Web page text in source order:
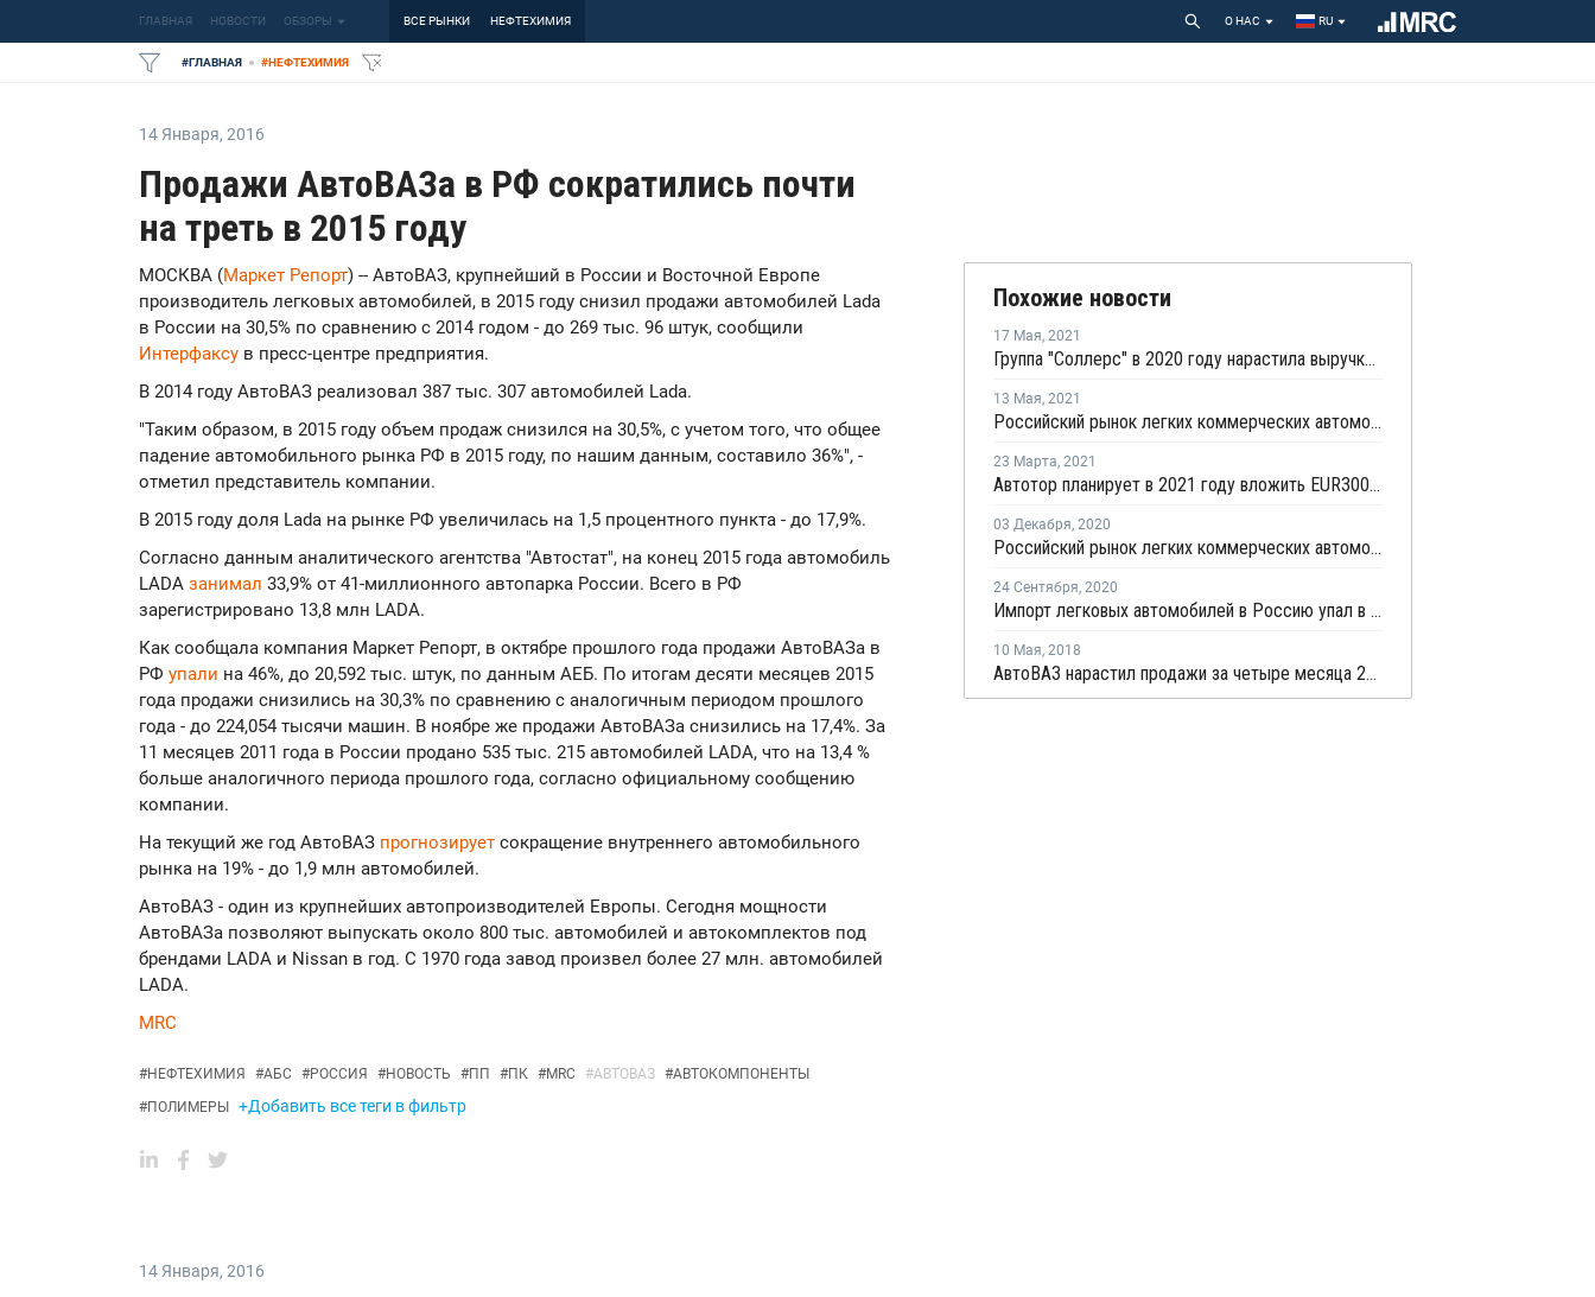
ГЛАВНАЯ НОВОСТИ ОБЗОРЫ ВСЕ РЫНКИ НЕФТЕХИМИЯ О НАС RU
#ГЛАВНАЯ #НЕФТЕХИМИЯ
14 Января, 2016
Продажи АвтоВАЗа в РФ сократились почти
на треть в 2015 году
МОСКВА (Маркет Репорт) -- АвтоВАЗ, крупнейший в России и Восточной Европе
производитель легковых автомобилей, в 2015 году снизил продажи автомобилей Lada
в России на 30,5% по сравнению с 2014 годом - до 269 тыс. 96 штук, сообщили
Интерфаксу в пресс-центре предприятия.
В 2014 году АвтоВАЗ реализовал 387 тыс. 307 автомобилей Lada.
"Таким образом, в 2015 году объем продаж снизился на 30,5%, с учетом того, что общее
падение автомобильного рынка РФ в 2015 году, по нашим данным, составило 36%", -
отметил представитель компании.
В 2015 году доля Lada на рынке РФ увеличилась на 1,5 процентного пункта - до 17,9%.
Согласно данным аналитического агентства "Автостат", на конец 2015 года автомобиль
LADA занимал 33,9% от 41-миллионного автопарка России. Всего в РФ
зарегистрировано 13,8 млн LADA.
Как сообщала компания Маркет Репорт, в октябре прошлого года продажи АвтоВАЗа в
РФ упали на 46%, до 20,592 тыс. штук, по данным АЕБ. По итогам десяти месяцев 2015
года продажи снизились на 30,3% по сравнению с аналогичным периодом прошлого
года - до 224,054 тысячи машин. В ноябре же продажи АвтоВАЗа снизились на 17,4%. За
11 месяцев 2011 года в России продано 535 тыс. 215 автомобилей LADA, что на 13,4 %
больше аналогичного периода прошлого года, согласно официальному сообщению
компании.
На текущий же год АвтоВАЗ прогнозирует сокращение внутреннего автомобильного
рынка на 19% - до 1,9 млн автомобилей.
АвтоВАЗ - один из крупнейших автопроизводителей Европы. Сегодня мощности
АвтоВАЗа позволяют выпускать около 800 тыс. автомобилей и автокомплектов под
брендами LADA и Nissan в год. С 1970 года завод произвел более 27 млн. автомобилей
LADA.
MRC
#НЕФТЕХИМИЯ #АБС #РОССИЯ #НОВОСТЬ #ПП #ПК #MRC #АВТОВАЗ #АВТОКОМПОНЕНТЫ
#ПОЛИМЕРЫ +Добавить все теги в фильтр
Похожие новости
17 Мая, 2021
Группа "Соллерс" в 2020 году нарастила выручку на 14%
13 Мая, 2021
Российский рынок легких коммерческих автомобилей в первом квартале остался на шестом месте в Европе
23 Марта, 2021
Автотор планирует в 2021 году вложить EUR300 млн в развитие производства
03 Декабря, 2020
Российский рынок легких коммерческих автомобилей в октябре занял шестое место в Европе
24 Сентября, 2020
Импорт легковых автомобилей в Россию упал в январе - июле более чем на треть
10 Мая, 2018
АвтоВАЗ нарастил продажи за четыре месяца 2018 года на четверть
14 Января, 2016